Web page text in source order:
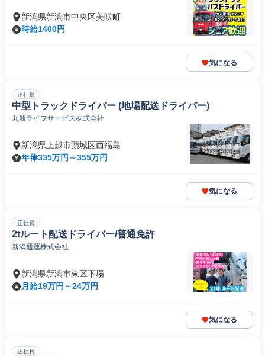
新潟県新潟市中央区美咲町
時給1400円
気になる
正社員
中型トラックドライバー (地場配送ドライバー)
丸新ライフサービス株式会社
新潟県上越市頸城区西福島
年俸335万円～355万円
気になる
正社員
2tルート配送ドライバー/普通免許
新潟通運株式会社
新潟県新潟市東区下場
月給19万円～24万円
気になる
正社員